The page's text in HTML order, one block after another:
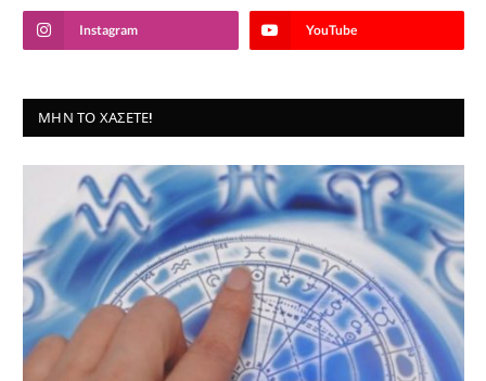
Instagram YouTube
ΜΗΝ ΤΟ ΧΆΣΕΤΕ!